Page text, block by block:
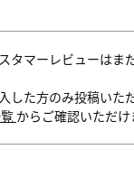
タマーレビューはま
した方のみ投稿いた
からご確認いただけ